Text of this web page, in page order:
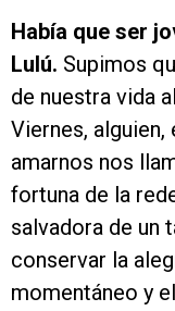
Había que ser
Lulú. Supimos
de nuestra vida
Viernes,
amarnos nos
fortuna de la
salvadora de un
conservar la
momentáneo y